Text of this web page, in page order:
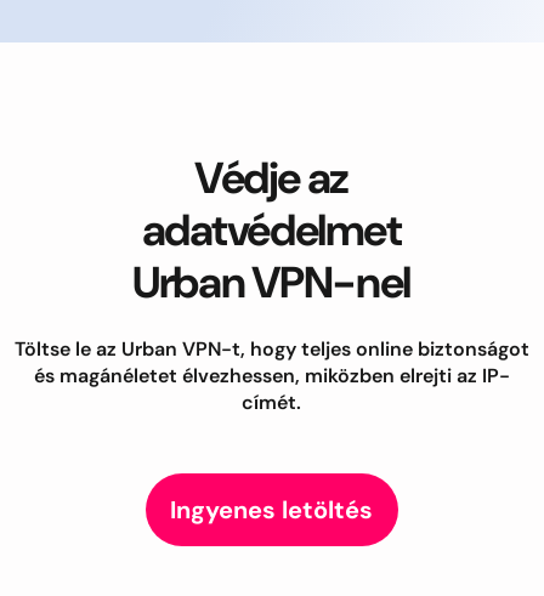
Védje az
adatvédelmet
Urban VPN-nel
Töltse le az Urban VPN-t, hogy teljes online biztonságot
és magánéletet élvezhessen, miközben elrejti az IP-
címét.
Ingyenes letöltés